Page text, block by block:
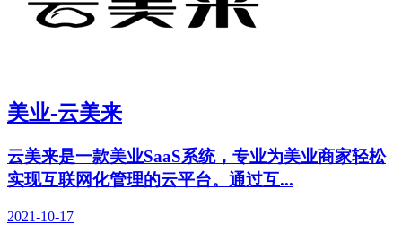
美业-云美来
云美来是一款美业SaaS系统，专业为美业商家轻松
实现互联网化管理的云平台。通过互...
2021-10-17